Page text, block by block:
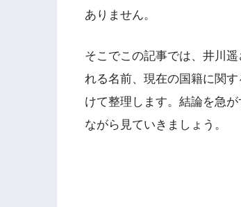
ありません。
そこでこの記事では、井川
れる名前、現在の国籍に関
けて整理します。結論を急
ながら見ていきましょう。